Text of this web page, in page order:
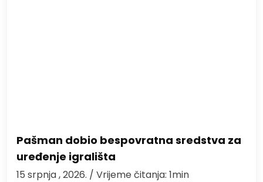
Pašman dobio bespovratna sredstva za
uređenje igrališta
15 srpnja , 2026. / Vrijeme čitanja: 1min